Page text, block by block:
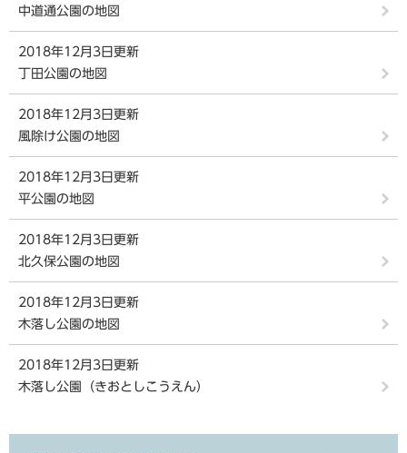
中道通公園の地図
2018年12月3日更新
丁田公園の地図
2018年12月3日更新
風除け公園の地図
2018年12月3日更新
平公園の地図
2018年12月3日更新
北久保公園の地図
2018年12月3日更新
木落し公園の地図
2018年12月3日更新
木落し公園（きおとしこうえん）